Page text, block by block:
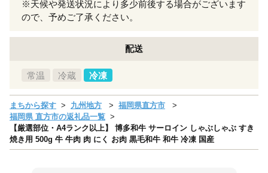
※天候や発送状況により多少前後する場合がございます
ので、予めご了承ください。
配送
常温 冷蔵 冷凍
まちから探す 九州地方
福岡県直方市
福岡県 直方市の返礼品一覧
【厳選部位・A4ランク以上】 博多和牛 サーロイン しゃぶしゃぶ すき
焼き用 500g 牛 牛肉 肉 にく お肉 黒毛和牛 和牛 冷凍 国産